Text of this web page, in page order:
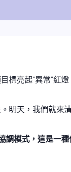
標亮起“異常”紅
明天，我們就來
調模式，這是一